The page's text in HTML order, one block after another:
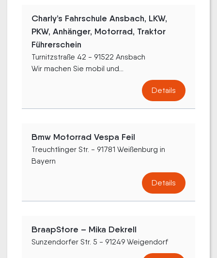
Charly’s Fahrschule Ansbach, LKW,
PKW, Anhänger, Motorrad, Traktor
Führerschein
Turnitzstraße 42 - 91522 Ansbach
Wir machen Sie mobil und...
Details
Bmw Motorrad Vespa Feil
Treuchtlinger Str. - 91781 Weißenburg in
Bayern
Details
BraapStore – Mika Dekrell
Sunzendorfer Str. 5 - 91249 Weigendorf